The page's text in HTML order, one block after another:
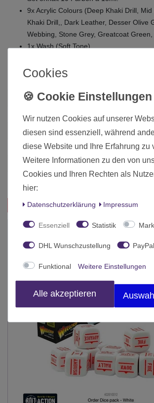
9x Acrylic Colours (Deep Khaki Drill,
Khaki Drill,, Dark Leather, Desser Olive
Webbing, Stone Grey, Greatcoat Green,
1x Wash (Soft Tone)
Zustand Neu
Art.-ID
Altersfreigabe Ab 12
Hersteller The Army
Herstellungsland Dänemark
Das passt zu diesem Produkt:
-5%
Cookies
Wir nutzen Cookies auf unserer
diesen sind essenziell, während
diese Website und Ihre Erfahrung zu
Weitere Informationen zu den von
Cookies und Ihren Rechten als
hier:
Daten­schutz­erklärung Impressum
Essenziell Statistik
DHL Wunschzustellung PayPal
Funktional Weitere Einstellungen
Alle akzeptieren